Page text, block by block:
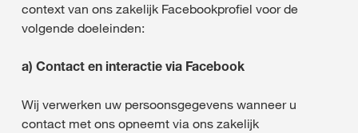
context van ons zakelijk Facebookprofiel voor de
volgende doeleinden:
a) Contact en interactie via Facebook
Wij verwerken uw persoonsgegevens wanneer u
contact met ons opneemt via ons zakelijk